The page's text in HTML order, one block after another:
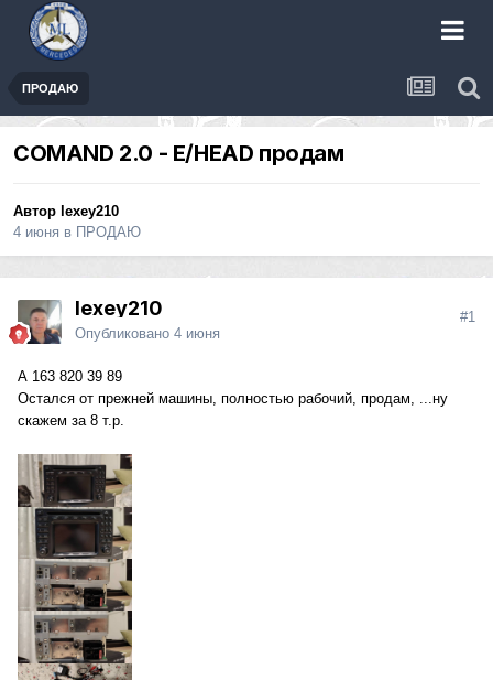
ПРОДАЮ
COMAND 2.0 - E/HEAD продам
Автор lexey210
4 июня в ПРОДАЮ
lexey210
Опубликовано 4 июня
#1
А 163 820 39 89
Остался от прежней машины, полностью рабочий, продам, ...ну
скажем за 8 т.р.